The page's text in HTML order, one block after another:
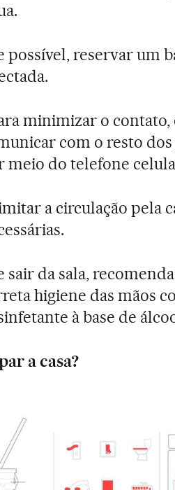
possível, reservar um
minimizar o
com o resto
meio do telefone
a circulação pela
sair da sala,
higiene das mãos
à base de
a casa?